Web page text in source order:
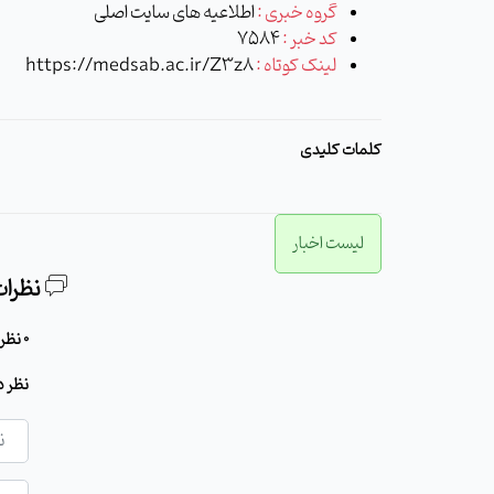
گروه خبری :اطلاعیه های سایت اصلی
کد خبر :7584
لینک کوتاه : https://medsab.ac.ir/Z3z8
کلمات کلیدی
لیست اخبار
0 نظر برای این مطلب وجود دارد
نظر